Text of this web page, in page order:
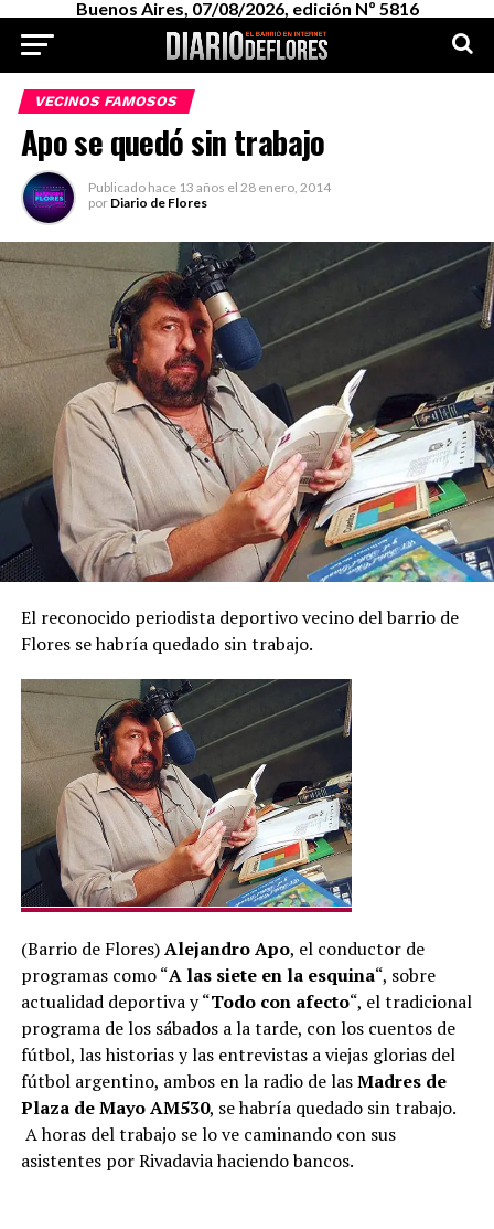
Buenos Aires, 07/08/2026, edición Nº 5816
VECINOS FAMOSOS
Apo se quedó sin trabajo
Publicado hace 13 años el 28 enero, 2014
por Diario de Flores
El reconocido periodista deportivo vecino del barrio de
Flores se habría quedado sin trabajo.
(Barrio de Flores)Alejandro Apo, el conductor de
programas como “A las siete en la esquina“, sobre
actualidad deportiva y “Todo con afecto“, el tradicional
programa de los sábados a la tarde, con los cuentos de
fútbol, las historias y las entrevistas a viejas glorias del
fútbol argentino, ambos en la radio de lasMadres de
Plaza de Mayo AM530, se habría quedado sin trabajo.
A horas del trabajo se lo ve caminando con sus
asistentes por Rivadavia haciendo bancos.